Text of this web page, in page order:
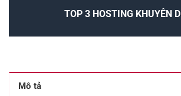
TOP 3 HOSTING KHUYÊN
Mô tả